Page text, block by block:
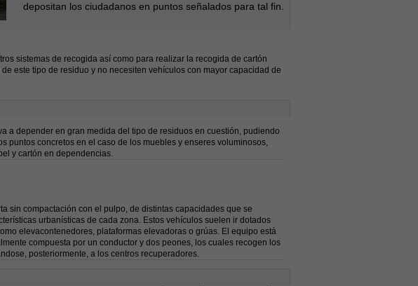
depositan los ciudadanos en puntos señalados para tal fin.
sistemas de recogida así como para realizar la recogida de cartón
este tipo de residuo y no necesiten vehículos con mayor capacidad de
a depender en gran medida del tipo de residuos en cuestión, pudiendo
puntos concretos en el caso de los muebles y enseres voluminosos,
y cartón en dependencias.
sin compactación con el pulpo, de distintas capacidades que se
urbanísticas de cada zona. Estos vehículos suelen ir dotados
elevacontenedores, plataformas elevadoras o grúas. El equipo está
compuesta por un conductor y dos peones, los cuales recogen los
posteriormente, a los centros recuperadores.